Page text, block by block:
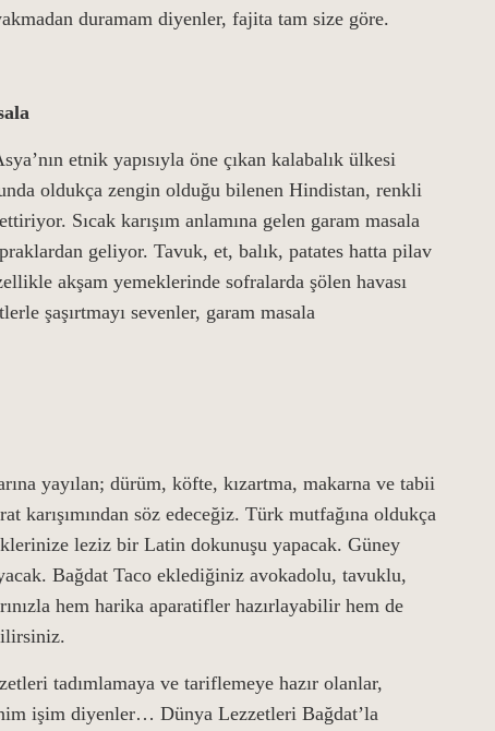
duramam diyenler, fajita tam size göre.
etnik yapısıyla öne çıkan kalabalık ülkesi
oldukça zengin olduğu bilenen Hindistan, renkli
Sıcak karışım anlamına gelen garam masala
geliyor. Tavuk, et, balık, patates hatta pilav
akşam yemeklerinde sofralarda şölen havası
şaşırtmayı sevenler, garam masala
yayılan; dürüm, köfte, kızartma, makarna ve tabii
karışımından söz edeceğiz. Türk mutfağına oldukça
leziz bir Latin dokunuşu yapacak. Güney
Bağdat Taco eklediğiniz avokadolu, tavuklu,
hem harika aparatifler hazırlayabilir hem de
tadımlamaya ve tariflemeye hazır olanlar,
işim diyenler… Dünya Lezzetleri Bağdat’la